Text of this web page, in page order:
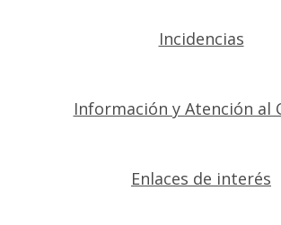
Incidencias
Información y Atención al
Enlaces de interés